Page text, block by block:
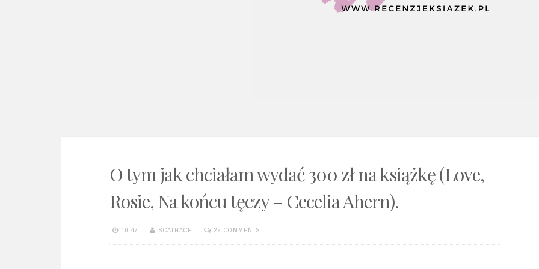
O tym jak chciałam wydać 300 zł na książkę (Love,
Rosie, Na końcu tęczy – Cecelia Ahern).
10:47 SCATHACH 29 COMMENTS